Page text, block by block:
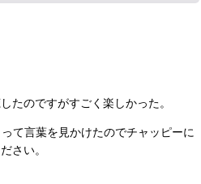
たのですがすごく楽しかった。
て言葉を見かけたのでチャッピーに
さい。